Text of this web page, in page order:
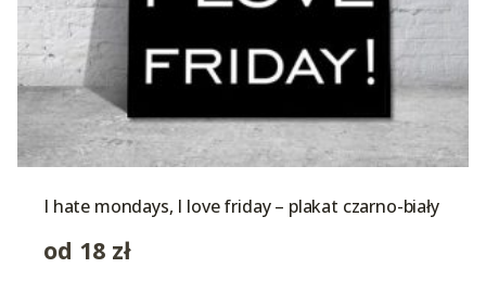
I hate mondays, I love friday – plakat czarno-biały
od 18 zł